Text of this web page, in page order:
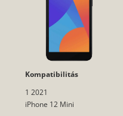
Kompatibilitás
1 2021
iPhone 12 Mini